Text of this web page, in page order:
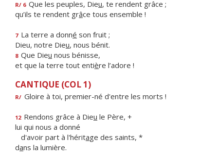
R/ 6 Que les peuples, Dieu, te rendent grâce ;
qu’ils te rendent grâce tous ensemble !
7 La terre a donné son fruit ;
Dieu, notre Dieu, nous bénit.
8 Que Dieu nous bénisse,
et que la terre tout entière l’adore !
CANTIQUE (COL 1)
R/ Gloire à toi, premier-né d'entre les morts !
12 Rendons grâce à Dieu le Père, +
lui qui nous a donné
d'avoir part à l'héritage des saints, *
dans la lumière.